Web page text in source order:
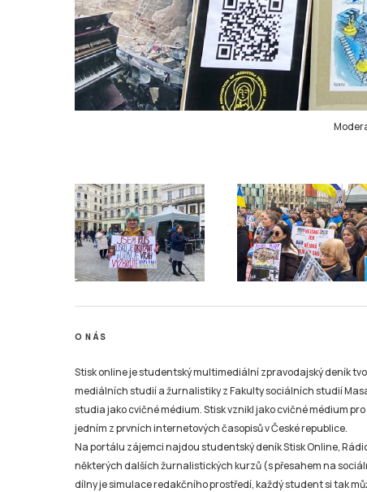
O NÁS
Stisk online je studentský multimediální zpravodajský deník
mediálních studií a žurnalistiky z Fakulty sociálních studií
studia jako cvičné médium. Stisk vznikl jako cvičné médium pro
jedním z prvních internetových časopisů v České republice.
Na portálu zájemci najdou studentský deník Stisk Online,
některých dalších žurnalistických kurzů (s přesahem na
dílny je simulace redakčního prostředí, každý student si tak